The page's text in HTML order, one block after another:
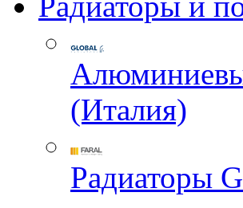
(Италия)
Радиаторы